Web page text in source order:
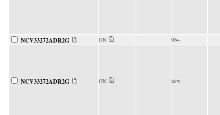
NCV33272ADR2G ON 06+
NCV33272ADR2G ON new